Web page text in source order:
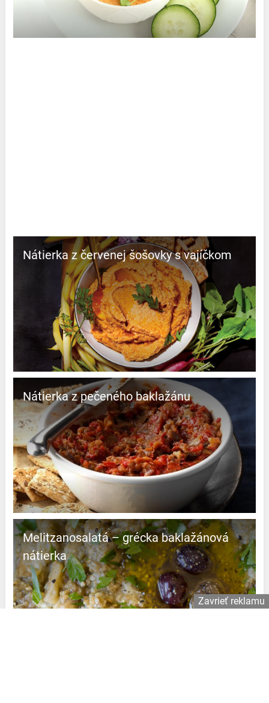
Nátierka z červenej šošovky s vajíčkom
Nátierka z pečeného baklažánu
Melitzanosalatá – grécka baklažánová
nátierka
Zavrieť reklamu